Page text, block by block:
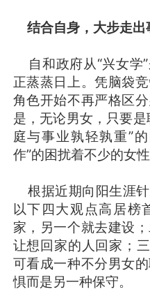
结合自身，大步走
自和政府从“兴女学
正蒸蒸日上。凭脑袋
角色开始不再严格区
是，无论男女，只要
庭与事业孰轻孰重”
作”的困扰着不少的女性
根据近期向阳生涯针
以下四大观点高居榜
家，另一个就去建设
让想回家的人回家；
可看成一种不分男女
惧而是另一种保守。